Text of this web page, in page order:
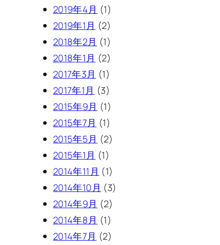
2019年4月 (1)
2019年1月 (2)
2018年2月 (1)
2018年1月 (2)
2017年3月 (1)
2017年1月 (3)
2015年9月 (1)
2015年7月 (1)
2015年5月 (2)
2015年1月 (1)
2014年11月 (1)
2014年10月 (3)
2014年9月 (2)
2014年8月 (1)
2014年7月 (2)